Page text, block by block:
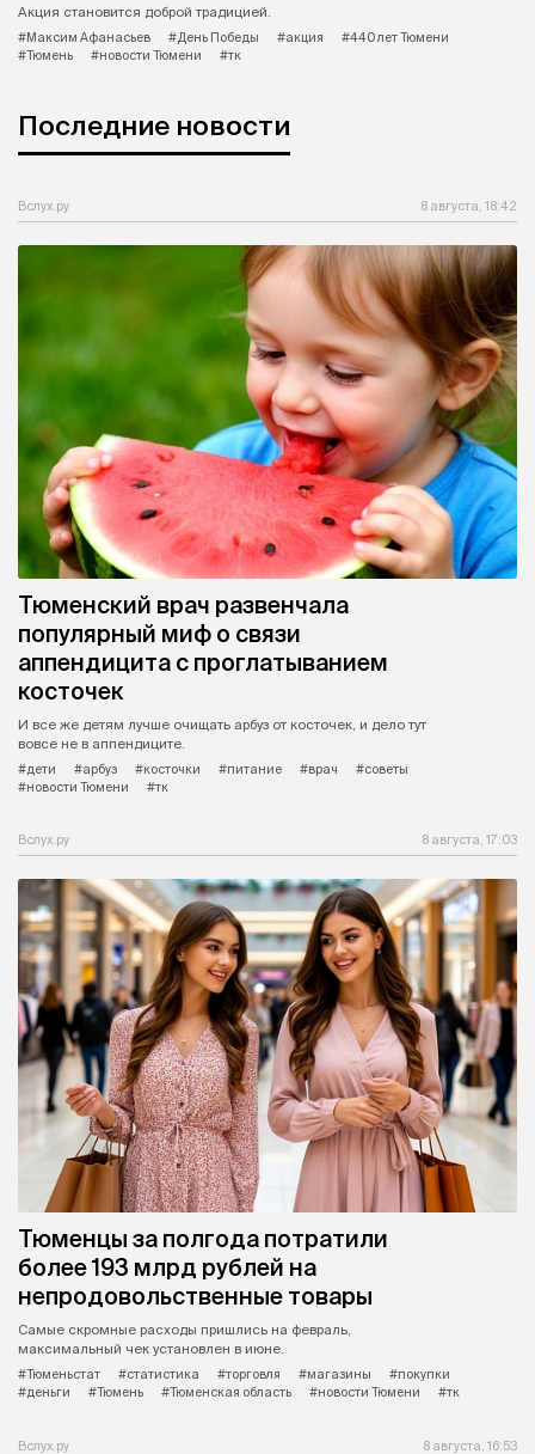
Акция становится доброй традицией.
#Максим Афанасьев
#День Победы #акция
#440 лет Тюмени
#Тюмень
#новости Тюмени #тк
Последние новости
Вслух.ру 8 августа, 18:42
Тюменский врач развенчала
популярный миф о связи
аппендицита с проглатыванием
косточек
И все же детям лучше очищать арбуз от косточек, и дело тут
вовсе не в аппендиците.
#дети
#арбуз #косточки #питание #врач
#советы
#новости Тюмени
#тк
Вслух.ру 8 августа, 17:03
Тюменцы за полгода потратили
более 193 млрд рублей на
непродовольственные товары
Самые скромные расходы пришлись на февраль,
максимальный чек установлен в июне.
#Тюменьстат
#статистика #торговля #магазины
#покупки
#деньги
#Тюмень #Тюменская область #новости Тюмени #тк
Вслух.ру 8 августа, 16:53